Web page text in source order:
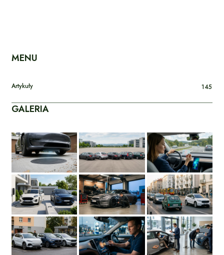
MENU
Artykuły 145
GALERIA